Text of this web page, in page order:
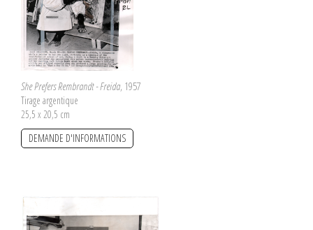
She Prefers Rembrandt - Freida, 1957
Tirage argentique
25,5 x 20,5 cm
DEMANDE D'INFORMATIONS